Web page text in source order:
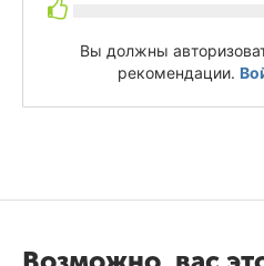
Вы должны
рекомендации.